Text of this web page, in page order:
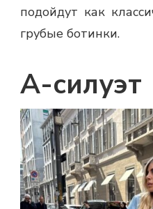
подойдут как
грубые ботинки.
А-силуэт